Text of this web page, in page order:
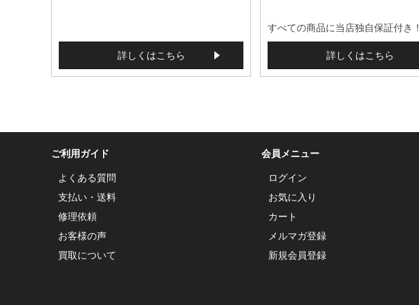
詳しくはこちら
すべての商品に当店独自保証付き！
詳しくはこちら
ご利用ガイド
よくある質問
支払い・送料
修理依頼
お客様の声
買取について
会員メニュー
ログイン
お気に入り
カート
メルマガ登録
新規会員登録